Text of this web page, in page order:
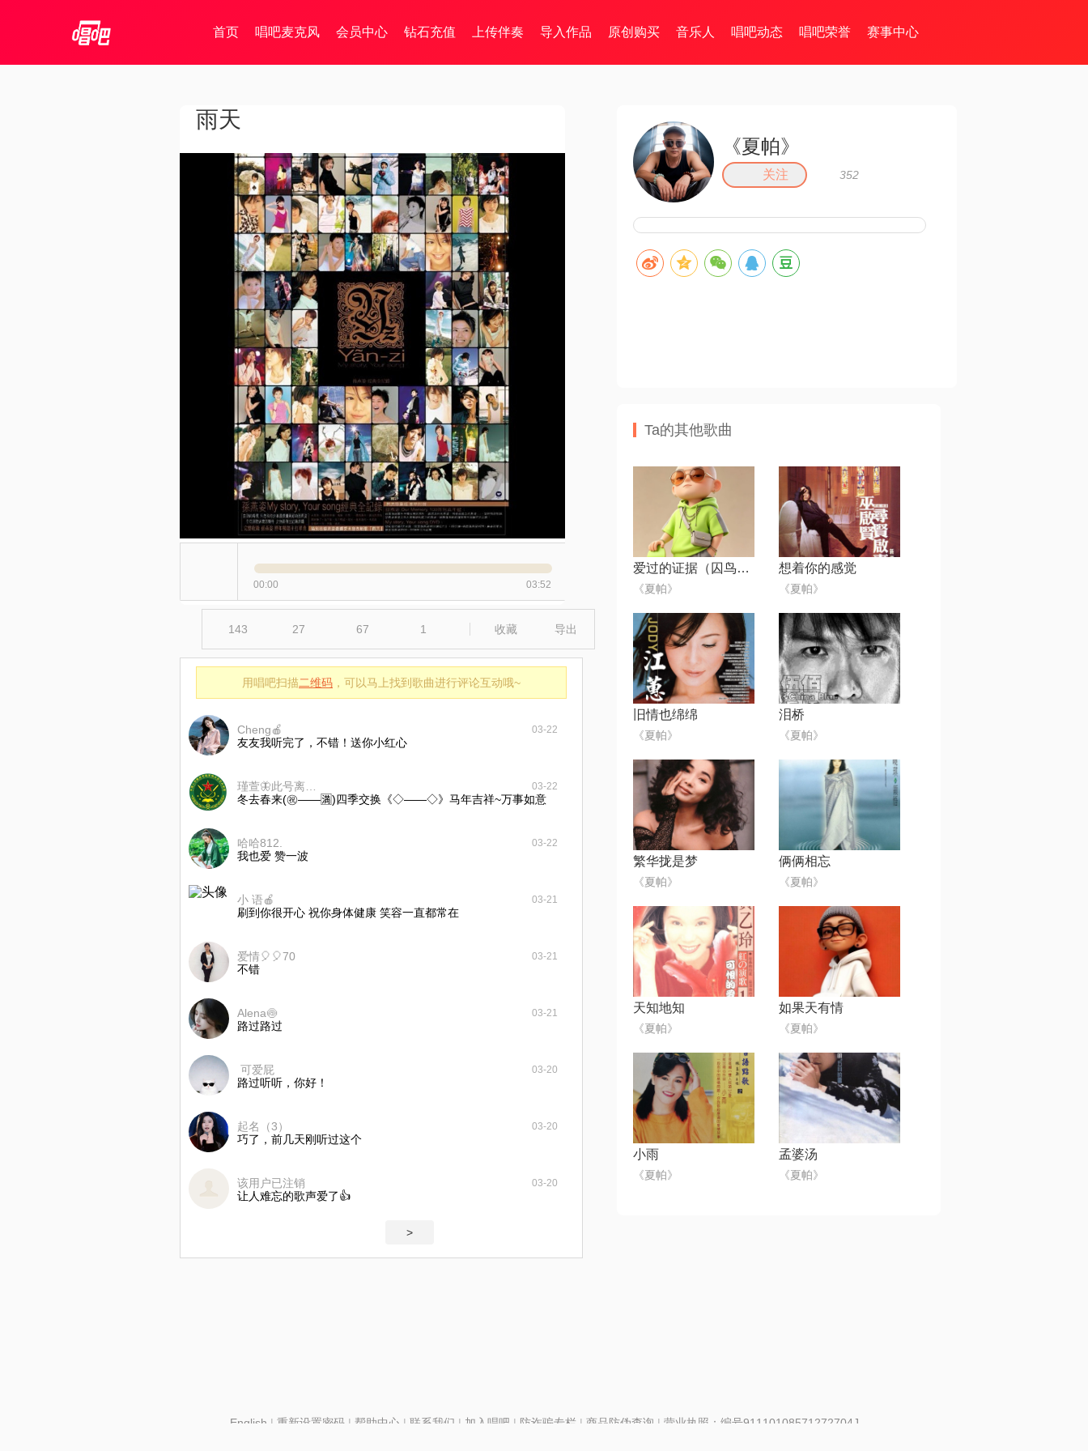
首页 唱吧麦克风 会员中心 钻石充值 上传伴奏 导入作品 原创购买 音乐人 唱吧动态 唱吧荣誉 赛事中心
雨天
00:00 03:52
143 27 67 1 收藏 导出
用唱吧扫描二维码 ，可以马上找到歌曲进行评论互动哦~
Cheng🍎 03-22
友友我听完了，不错！送你小红心
03-22
冬去春来(㊗️——🈵)四季交换《◇——◇》马年吉祥~万事如意
哈哈812. 03-22
我也爱 赞一波
小 语🍎 03-21
刷到你很开心 祝你身体健康 笑容一直都常在
爱情🎈🎈70 03-21
不错
Alena🍥 03-21
路过路过
ㅤ⁭⁭⁭⁭ ⁭⁭⁭⁭可爱屁 03-20
路过听听，你好！
起名（3） 03-20
巧了，前几天刚听过这个
该用户已注销 03-20
让人难忘的歌声爱了👍
>
《夏帕》
关注 352
Ta的其他歌曲
爱过的证据（囚鸟）【风帅制作】
《夏帕》
想着你的感觉
《夏帕》
旧情也绵绵
《夏帕》
泪桥
《夏帕》
繁华拢是梦
《夏帕》
俩俩相忘
《夏帕》
天知地知
《夏帕》
如果天有情
《夏帕》
小雨
《夏帕》
孟婆汤
《夏帕》
English | 重新设置密码| 帮助中心 | 联系我们 | 加入唱吧 | 防诈骗专栏 | 商品防伪查询 | 营业执照：编号91110108571272704J